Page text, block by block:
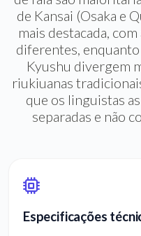
de Kansai (Osaka e
mais destacada,
diferentes,
Kyushu divergem
riukiuanas
que os linguistas
separadas e não
Especificações